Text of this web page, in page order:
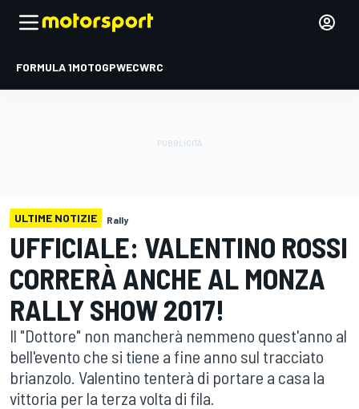
FORMULA 1MOTOGPWECWRC
ULTIME NOTIZIE Rally
UFFICIALE: VALENTINO ROSSI
CORRERÀ ANCHE AL MONZA
RALLY SHOW 2017!
Il "Dottore" non mancherà nemmeno quest'anno al
bell'evento che si tiene a fine anno sul tracciato
brianzolo. Valentino tenterà di portare a casa la
vittoria per la terza volta di fila.